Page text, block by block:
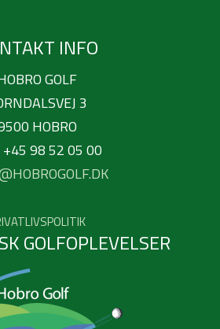
INFO
GOLF
3
HOBRO
+45 98 52 05 00
GOLFOPLEVELSER